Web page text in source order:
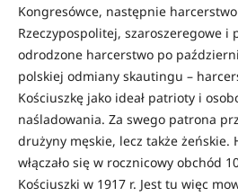
Kongresówce, następnie
Rzeczypospolitej, szaroszeregowe i
odrodzone harcerstwo po
polskiej odmiany skautingu –
Kościuszkę jako ideał patrioty i
naśladowania. Za swego patrona
drużyny męskie, lecz także żeńskie.
włączało się w rocznicowy obchód
Kościuszki w 1917 r. Jest tu więc